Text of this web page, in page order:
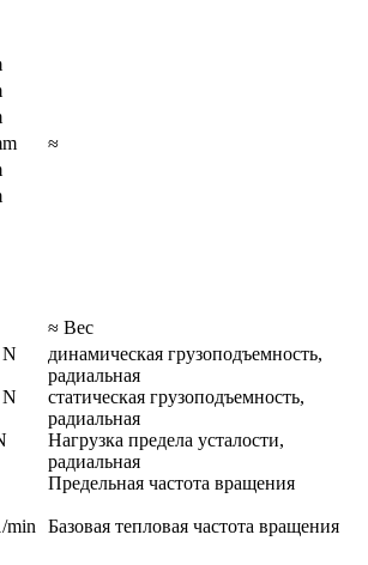
≈
≈ Вес
N
динамическая грузоподъемность,
радиальная
N
статическая грузоподъемность,
радиальная
Нагрузка предела усталости,
радиальная
Предельная частота вращения
min
Базовая тепловая частота вращения